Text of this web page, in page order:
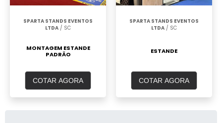
SPARTA STANDS EVENTOS
LTDA / SC
MONTAGEM ESTANDE
PADRÃO
COTAR AGORA
SPARTA STANDS EVENTOS
LTDA / SC
ESTANDE
COTAR AGORA